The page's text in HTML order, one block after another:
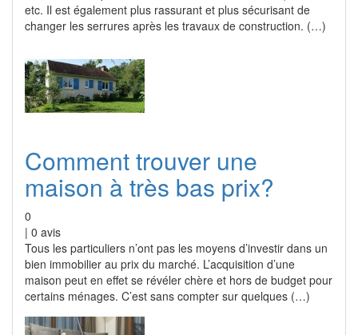
etc. Il est également plus rassurant et plus sécurisant de
changer les serrures après les travaux de construction. (…)
Comment trouver une
maison à très bas prix?
0
| 0 avis
Tous les particuliers n’ont pas les moyens d’investir dans un
bien immobilier au prix du marché. L’acquisition d’une
maison peut en effet se révéler chère et hors de budget pour
certains ménages. C’est sans compter sur quelques (…)